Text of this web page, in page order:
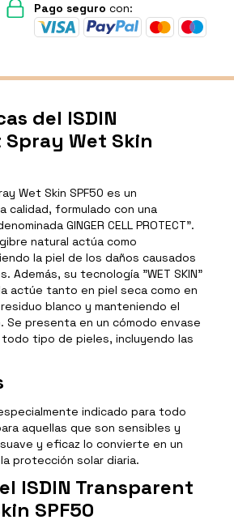
Pago seguro con:
del ISDIN
Wet Skin
Wet Skin SPF50 es un
formulado con una
GINGER CELL PROTECT".
natural actúa como
la piel de los daños causados
Además, su tecnología "WET SKIN"
actúe tanto en piel seca como en
blanco y manteniendo el
presenta en un cómodo envase
tipo de pieles, incluyendo las
indicado para todo
aquellas que son sensibles y
y eficaz lo convierte en un
protección solar diaria.
ISDIN Transparent
SPF50